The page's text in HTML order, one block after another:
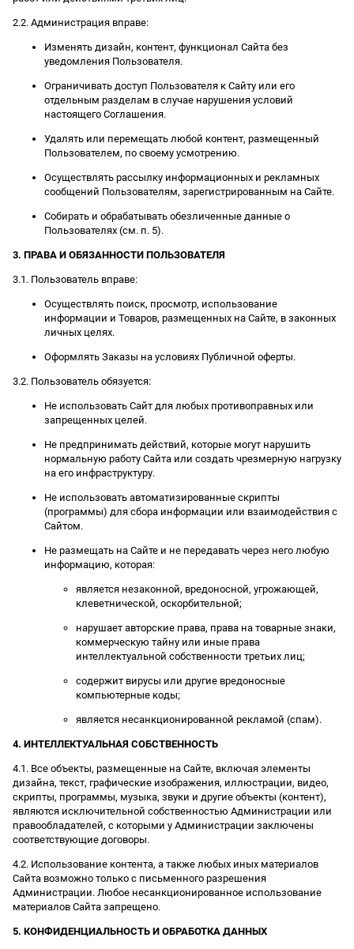
2.2. Администрация вправе:
Изменять дизайн, контент, функционал Сайта без
уведомления Пользователя.
Ограничивать доступ Пользователя к Сайту или его
отдельным разделам в случае нарушения условий
настоящего Соглашения.
Удалять или перемещать любой контент, размещенный
Пользователем, по своему усмотрению.
Осуществлять рассылку информационных и рекламных
сообщений Пользователям, зарегистрированным на Сайте.
Собирать и обрабатывать обезличенные данные о
Пользователях (см. п. 5).
3. ПРАВА И ОБЯЗАННОСТИ ПОЛЬЗОВАТЕЛЯ
3.1. Пользователь вправе:
Осуществлять поиск, просмотр, использование
информации и Товаров, размещенных на Сайте, в законных
личных целях.
Оформлять Заказы на условиях Публичной оферты.
3.2. Пользователь обязуется:
Не использовать Сайт для любых противоправных или
запрещенных целей.
Не предпринимать действий, которые могут нарушить
нормальную работу Сайта или создать чрезмерную нагрузку
на его инфраструктуру.
Не использовать автоматизированные скрипты
(программы) для сбора информации или взаимодействия с
Сайтом.
Не размещать на Сайте и не передавать через него любую
информацию, которая:
является незаконной, вредоносной, угрожающей,
клеветнической, оскорбительной;
нарушает авторские права, права на товарные знаки,
коммерческую тайну или иные права
интеллектуальной собственности третьих лиц;
содержит вирусы или другие вредоносные
компьютерные коды;
является несанкционированной рекламой (спам).
4. ИНТЕЛЛЕКТУАЛЬНАЯ СОБСТВЕННОСТЬ
4.1. Все объекты, размещенные на Сайте, включая элементы
дизайна, текст, графические изображения, иллюстрации, видео,
скрипты, программы, музыка, звуки и другие объекты (контент),
являются исключительной собственностью Администрации или
правообладателей, с которыми у Администрации заключены
соответствующие договоры.
4.2. Использование контента, а также любых иных материалов
Сайта возможно только с письменного разрешения
Администрации. Любое несанкционированное использование
материалов Сайта запрещено.
5. КОНФИДЕНЦИАЛЬНОСТЬ И ОБРАБОТКА ДАННЫХ